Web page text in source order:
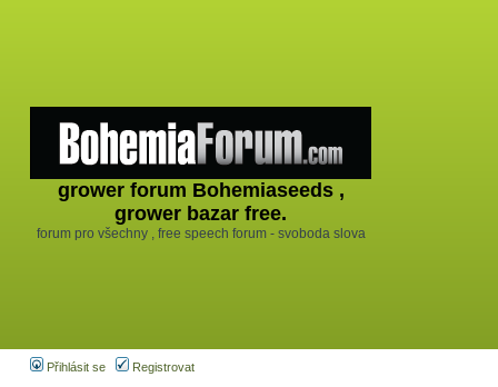
grower forum Bohemiaseeds ,
grower bazar free.
forum pro všechny , free speech forum - svoboda slova
Přihlásit se Registrovat